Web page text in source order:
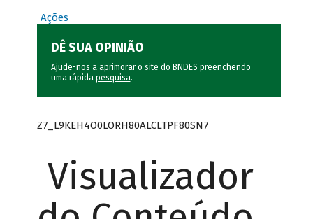
Ações
DÊ SUA OPINIÃO
Ajude-nos a aprimorar o site do BNDES preenchendo
uma rápida pesquisa.
Z7_L9KEH4O0LORH80ALCLTPF80SN7
Visualizador